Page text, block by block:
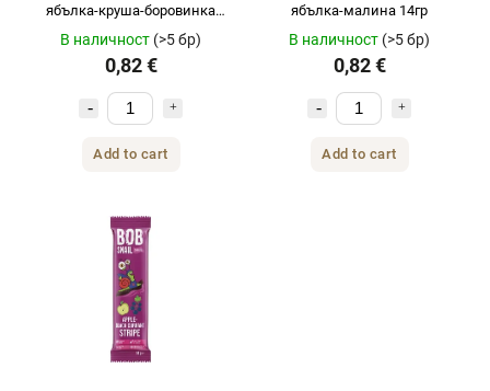
ябълка-круша-боровинка
В наличност (>5 бр)
0,82 €
Add to cart
ябълка-малина 14гр
В наличност (>5 бр)
0,82 €
Add to cart